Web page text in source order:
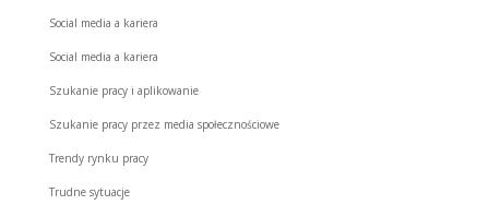
Social media a kariera
Social media a kariera
Szukanie pracy i aplikowanie
Szukanie pracy przez media społecznościowe
Trendy rynku pracy
Trudne sytuacje